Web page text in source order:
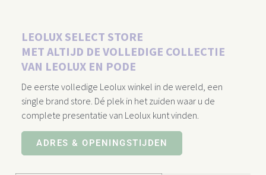
LEOLUX SELECT STORE
MET ALTIJD DE VOLLEDIGE COLLECTIE
VAN LEOLUX EN PODE
De eerste volledige Leolux winkel in de wereld, een
single brand store. Dé plek in het zuiden waar u de
complete presentatie van Leolux kunt vinden.
ADRES & OPENINGSTIJDEN